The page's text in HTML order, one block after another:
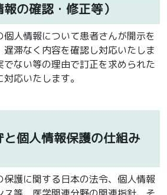
の確認・修正等）
人情報について患者さんが開示を
滞なく内容を確認し対応いたしま
ない等の理由で訂正を求められた
応いたします。
と個人情報保護の仕組み
護に関する日本の法令、個人情報